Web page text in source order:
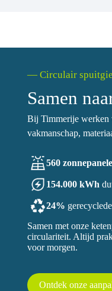
— Circulair
Samen
Bij Timmerije werken
vakmanschap,
560
154.000 kWh
24%
Samen met onze
circulariteit. Altijd
voor morgen.
Ontdek onze